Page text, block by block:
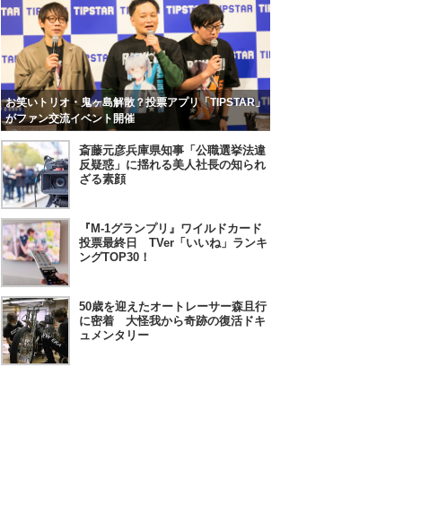
お笑いトリオ・鬼ヶ島解散？投票アプリ「TIPSTAR」
がファン交流イベント開催
斎藤元彦兵庫県知事「公職選挙法違
反疑惑」に揺れる美人社長の知られ
ざる素顔
『M-1グランプリ』ワイルドカード
投票最終日 TVer「いいね」ランキ
ングTOP30！
50歳を迎えたオートレーサー森且行
に密着 大怪我から奇跡の復活ドキ
ュメンタリー